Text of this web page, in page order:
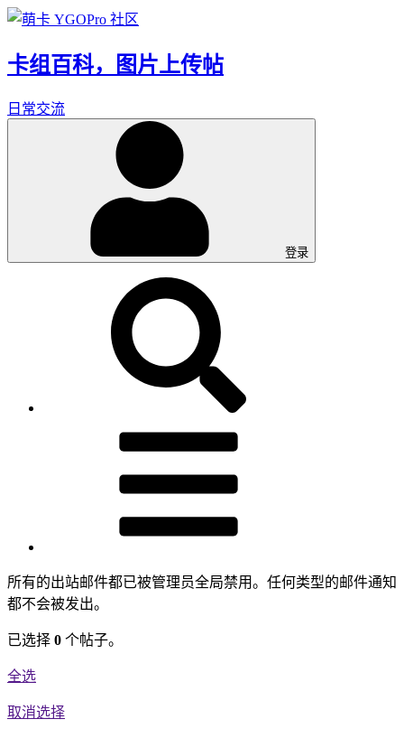
卡组百科，图片上传帖
日常交流
登录
所有的出站邮件都已被管理员全局禁用。任何类型的邮件通知
都不会被发出。
已选择 0 个帖子。
全选
取消选择